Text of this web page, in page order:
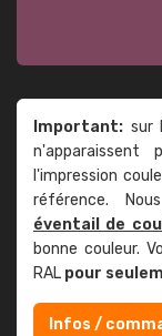
Important: sur
n'apparaissent
l'impression
référence.
éventail de
bonne couleur.
RAL pour
Infos /